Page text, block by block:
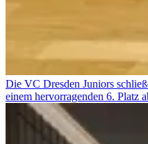
Die VC Dresden Juniors
einem hervorragenden 6. Platz